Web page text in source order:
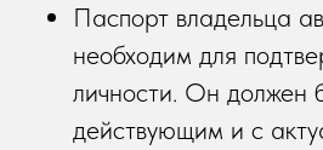
Паспорт владельца
необходим для
личности. Он должен
действующим и с